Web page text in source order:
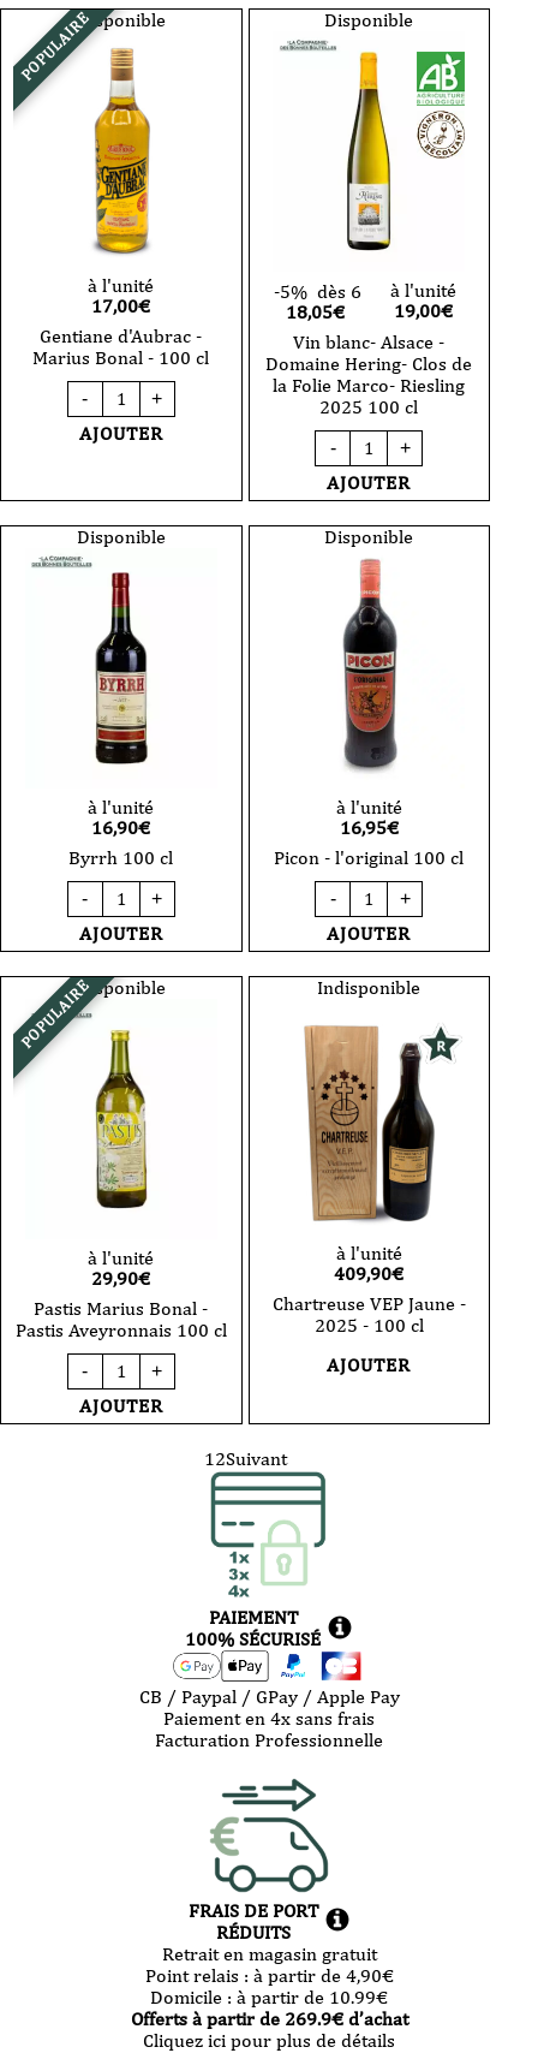
POPULAIREDisponible
à l'unité
17,00€
Gentiane d'Aubrac -
Marius Bonal - 100 cl
-
quantité
de
Gentiane
d'Aubrac
Bonal
-
100
+
AJOUTER
Disponible
-5% dès 6
18,05€
à l'unité
19,00€
Vin blanc- Alsace -
Domaine Hering- Clos de
la Folie Marco- Riesling
2025 100 cl
-
quantité
de
Vin
blanc-
-
Domaine
Hering-
Clos
de
la
Folie
Marco-
Riesling
2025
100
cl
+
AJOUTER
Disponible
à l'unité
16,90€
Byrrh 100 cl
-
quantité
de
Byrrh
100
+
AJOUTER
Disponible
à l'unité
16,95€
Picon - l'original 100 cl
-
quantité
de
Picon
-
100
cl
+
AJOUTER
POPULAIREDisponible
à l'unité
29,90€
Pastis Marius Bonal -
Pastis Aveyronnais 100 cl
-
quantité
de
Pastis
Marius
+
AJOUTER
Indisponible
à l'unité
409,90€
Chartreuse VEP Jaune -
2025 - 100 cl
AJOUTER
12Suivant
PAIEMENT
100% SÉCURISÉ
CB / Paypal / GPay / Apple Pay
Paiement en 4x sans frais
Facturation Professionnelle
FRAIS DE PORT
RÉDUITS
Retrait en magasin gratuit
Point relais : à partir de 4,90€
Domicile : à partir de 10.99€
Offerts à partir de 269.9€ d’achat
Cliquez ici pour plus de détails